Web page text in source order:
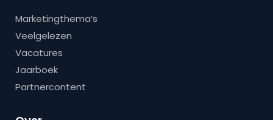
Marketingthema’s
Veelgelezen
Vacatures
Jaarboek
Partnercontent